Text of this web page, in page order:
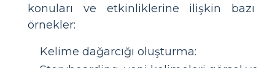
konuları ve etkinliklerine ilişkin bazı
örnekler:
Kelime dağarcığı oluşturma: